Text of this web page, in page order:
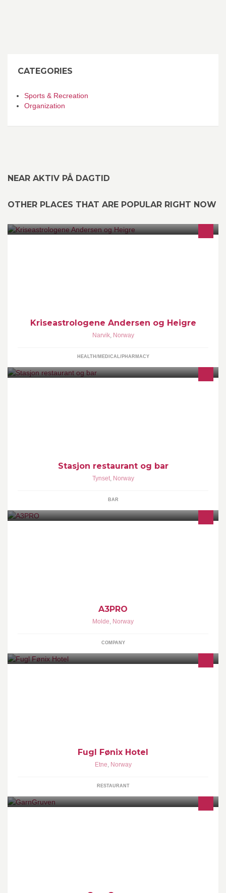
CATEGORIES
Sports & Recreation
Organization
NEAR AKTIV PÅ DAGTID
OTHER PLACES THAT ARE POPULAR RIGHT NOW
Kriseastrologene Andersen og Heigre
Narvik, Norway
HEALTH/MEDICAL/PHARMACY
Stasjon restaurant og bar
Tynset, Norway
BAR
A3PRO
Molde, Norway
COMPANY
Fugl Fønix Hotel
Etne, Norway
RESTAURANT